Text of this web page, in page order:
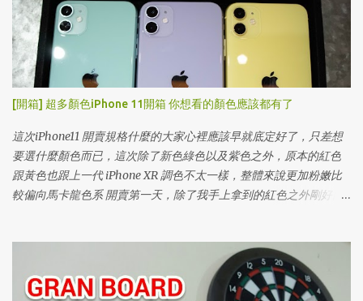
[開箱] 超多顏色iPhone 11開箱 你想看的顏色應該都有了
這次iPhone11 開賣規格什麼的大家心裡應該早就底定好了，只差想
要選什麼顏色而已，這次除了新色綠色以及紫色之外，原本的紅色
跟黃色也跟上一代 iPhone XR 調色不太一樣，整體來說更加粉嫩比
較偏向馬卡龍色系 開賣第一天，除了我手上拿到的紅色之外剛好同